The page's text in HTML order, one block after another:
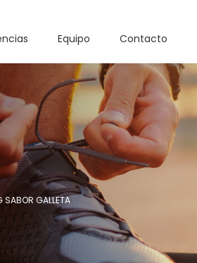
Equipo Contacto
SABOR GALLETA